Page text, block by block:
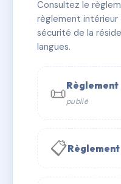
✓ Immatriculée 🏠
📞 Contacter Syndic
Consultez le
règlement intérieur
sécurité de la
langues.
📜publié
📋